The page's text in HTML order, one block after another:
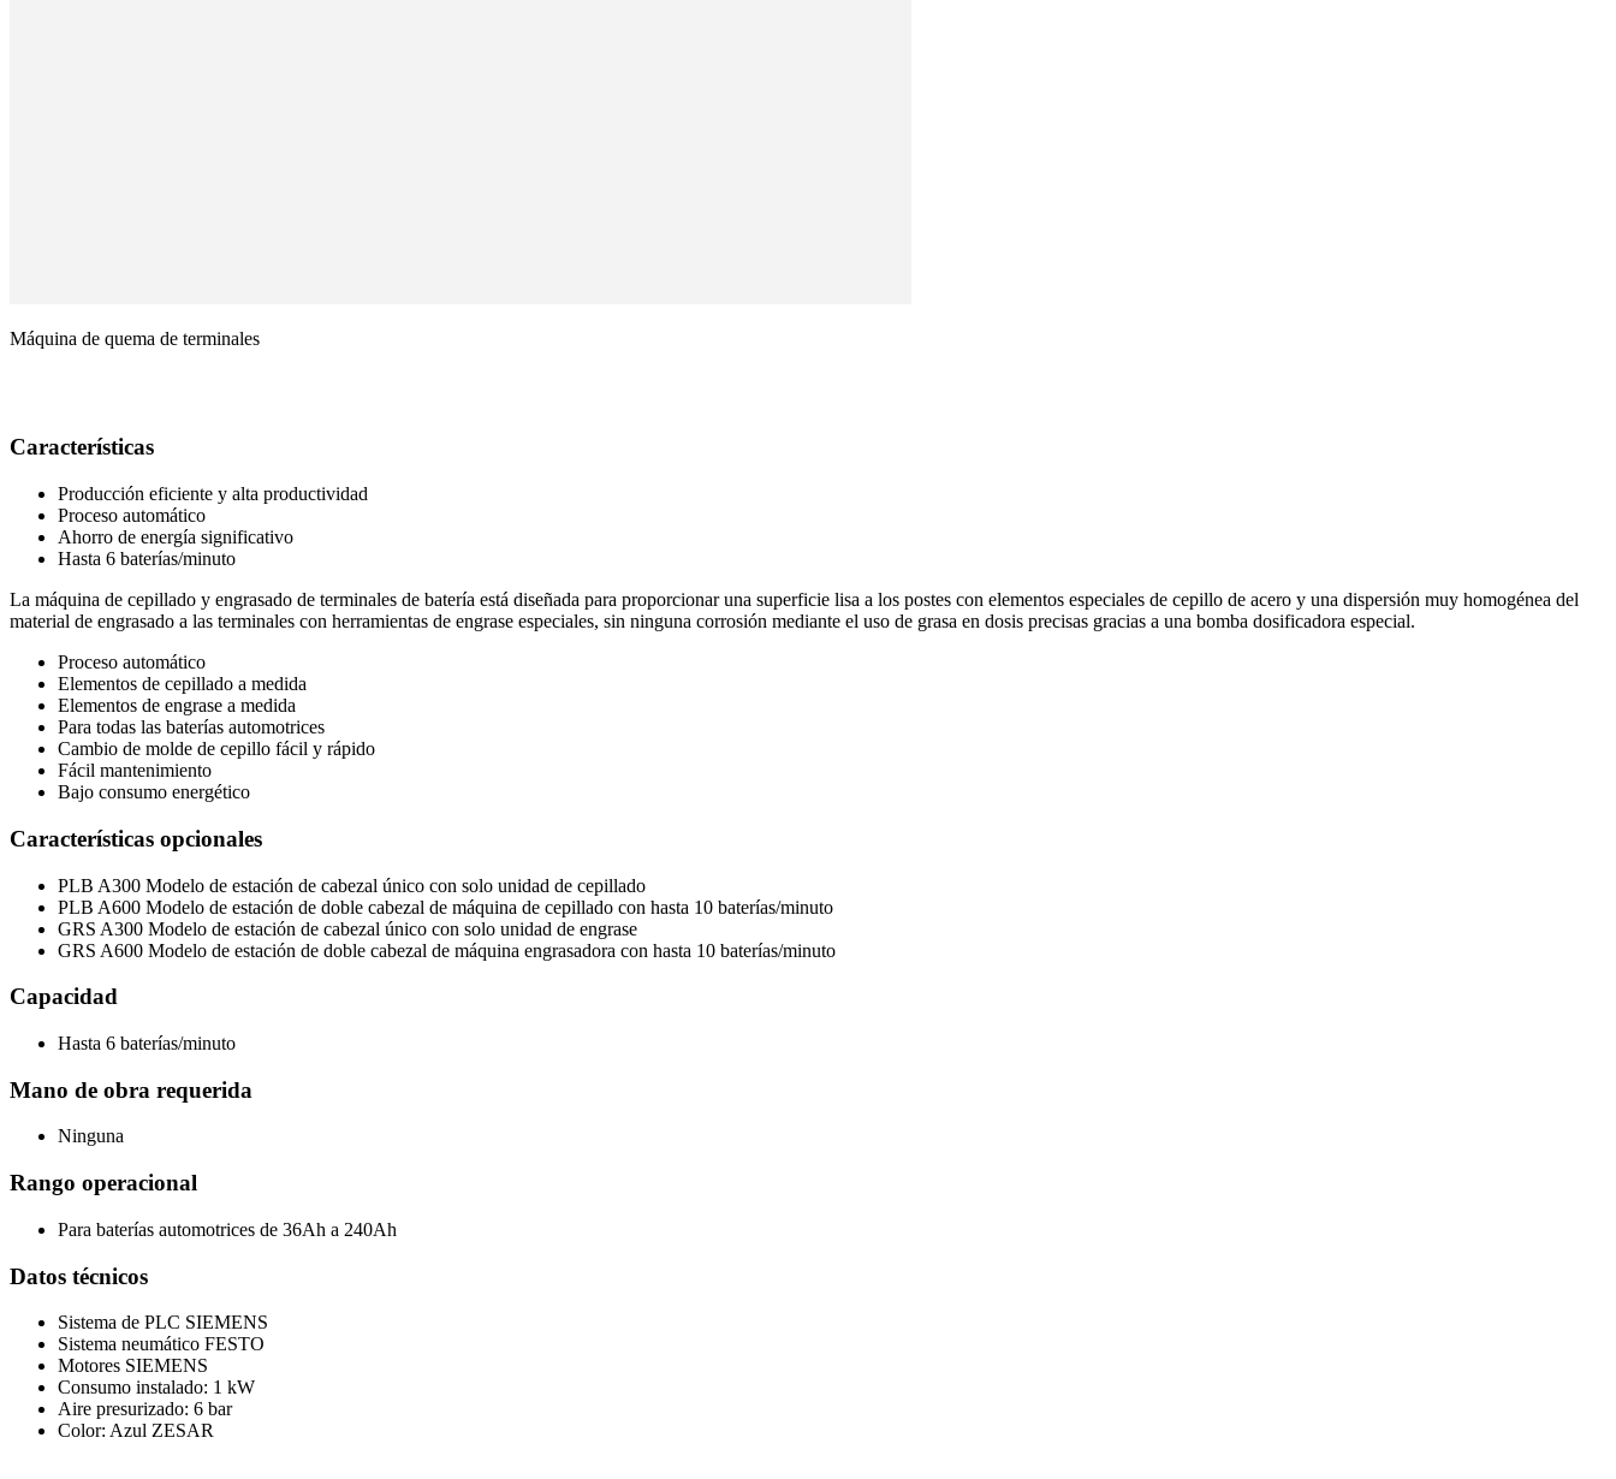
Máquina de quema de terminales
Características
Producción eficiente y alta productividad
Proceso automático
Ahorro de energía significativo
Hasta 6 baterías/minuto
La máquina de cepillado y engrasado de terminales de batería está diseñada para proporcionar una superficie lisa a los postes con elementos especiales de cepillo de acero y una dispersión muy homogénea del
material de engrasado a las terminales con herramientas de engrase especiales, sin ninguna corrosión mediante el uso de grasa en dosis precisas gracias a una bomba dosificadora especial.
Proceso automático
Elementos de cepillado a medida
Elementos de engrase a medida
Para todas las baterías automotrices
Cambio de molde de cepillo fácil y rápido
Fácil mantenimiento
Bajo consumo energético
Características opcionales
PLB A300 Modelo de estación de cabezal único con solo unidad de cepillado
PLB A600 Modelo de estación de doble cabezal de máquina de cepillado con hasta 10 baterías/minuto
GRS A300 Modelo de estación de cabezal único con solo unidad de engrase
GRS A600 Modelo de estación de doble cabezal de máquina engrasadora con hasta 10 baterías/minuto
Capacidad
Hasta 6 baterías/minuto
Mano de obra requerida
Ninguna
Rango operacional
Para baterías automotrices de 36Ah a 240Ah
Datos técnicos
Sistema de PLC SIEMENS
Sistema neumático FESTO
Motores SIEMENS
Consumo instalado: 1 kW
Aire presurizado: 6 bar
Color: Azul ZESAR